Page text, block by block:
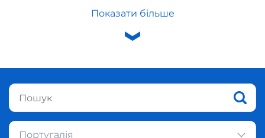
Показати більше
Португалія